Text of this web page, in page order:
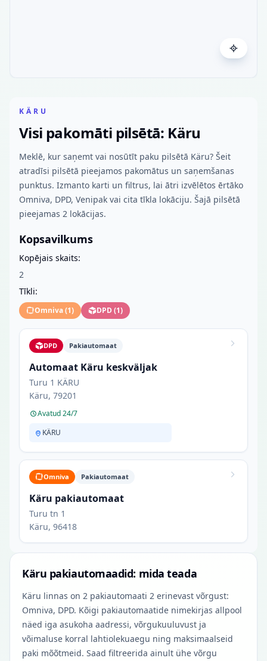
KÄRU
Visi pakomāti pilsētā: Käru
Meklē, kur saņemt vai nosūtīt paku pilsētā Käru? Šeit
atradīsi pilsētā pieejamos pakomātus un saņemšanas
punktus. Izmanto karti un filtrus, lai ātri izvēlētos ērtāko
Omniva, DPD, Venipak vai cita tīkla lokāciju. Šajā pilsētā
pieejamas 2 lokācijas.
Kopsavilkums
Kopējais skaits:
2
Tīkli:
Omniva(1) DPD(1)
DPD Pakiautomaat
Automaat Käru keskväljak
Turu 1 KÄRU
Käru, 79201
Avatud 24/7
KÄRU
Omniva Pakiautomaat
Käru pakiautomaat
Turu tn 1
Käru, 96418
Käru pakiautomaadid: mida teada
Käru linnas on 2 pakiautomaati 2 erinevast võrgust:
Omniva, DPD. Kõigi pakiautomaatide nimekirjas allpool
näed iga asukoha aadressi, võrgukuuluvust ja
võimaluse korral lahtiolekuaegu ning maksimaalseid
paki mõõtmeid. Saad filtreerida ainult ühe võrgu